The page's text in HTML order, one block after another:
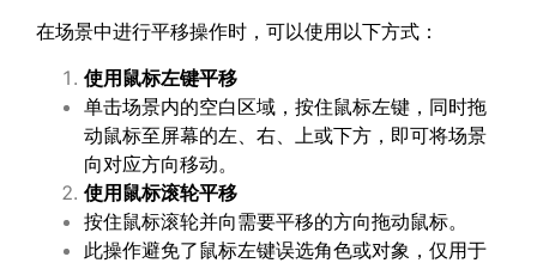
在场景中进行平移操作时，可以使用以下方式：
使用鼠标左键平移
单击场景内的空白区域，按住鼠标左键，同时拖
动鼠标至屏幕的左、右、上或下方，即可将场景
向对应方向移动。
使用鼠标滚轮平移
按住鼠标滚轮并向需要平移的方向拖动鼠标。
此操作避免了鼠标左键误选角色或对象，仅用于